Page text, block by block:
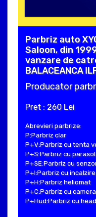
Parbriz auto
Saloon, din
vanzare de
BALACEANCA
Producator
Pret : 260 Lei
Abrevieri parbrize:
P:Parbriz clar
P+V:Parbriz cu tenta
P+S:Parbriz cu
P+SE:Parbriz cu
P+I:Parbriz cu incalzire
P+H:Parbriz heliomat
P+C:Parbriz cu camera
P+Hud:Parbriz cu